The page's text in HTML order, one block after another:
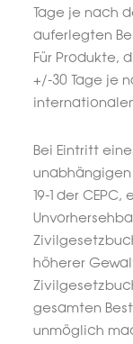
Tage je nach
auferlegten
Für Produkte,
+/-30 Tage je
Bei Eintritt
unabhängigen
19-1 der
höherer
gesamten
unmöglich